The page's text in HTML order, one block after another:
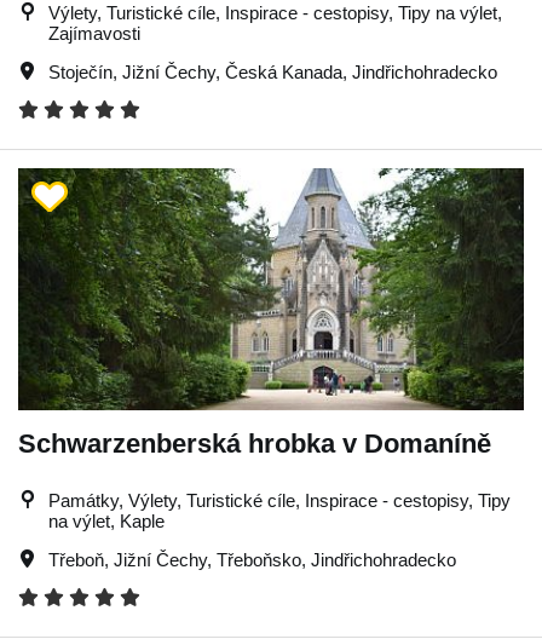
Výlety, Turistické cíle, Inspirace - cestopisy, Tipy na výlet,
Zajímavosti
Stoječín, Jižní Čechy, Česká Kanada, Jindřichohradecko
Schwarzenberská hrobka v Domaníně
Památky, Výlety, Turistické cíle, Inspirace - cestopisy, Tipy
na výlet, Kaple
Třeboň, Jižní Čechy, Třeboňsko, Jindřichohradecko